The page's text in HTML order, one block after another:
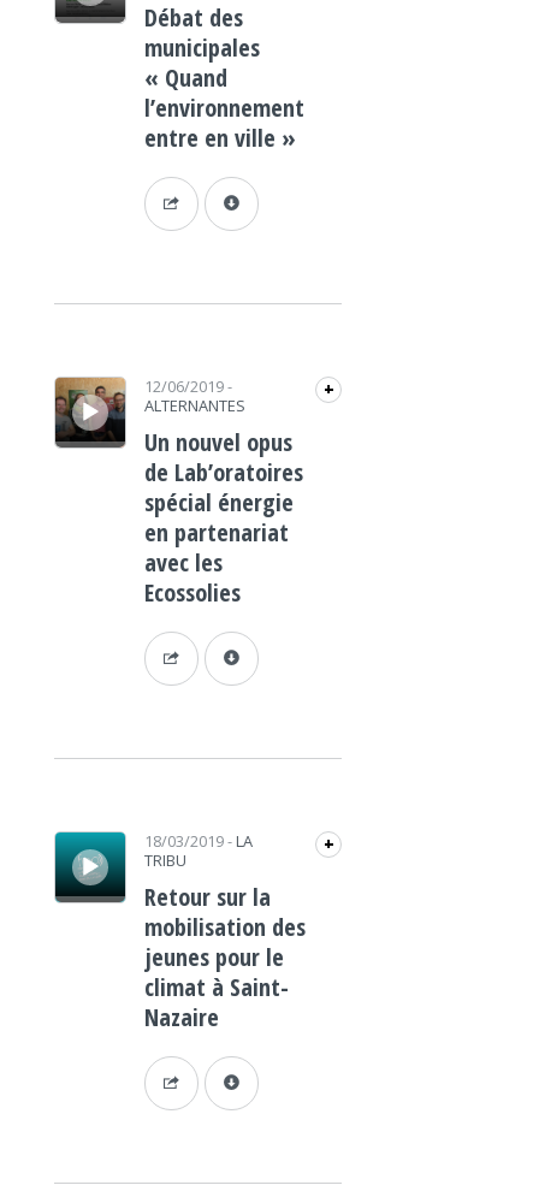
Débat des
municipales
« Quand
l’environnement
entre en ville »
Lecteur audio 12/06/2019-
ALTERNANTES
+
Un nouvel opus
de Lab’oratoires
spécial énergie
en partenariat
avec les
Ecossolies
Lecteur audio 18/03/2019- LA
TRIBU
+
Retour sur la
mobilisation des
jeunes pour le
climat à Saint-
Nazaire